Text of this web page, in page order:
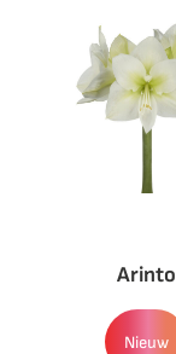
Arinto
Nieuw